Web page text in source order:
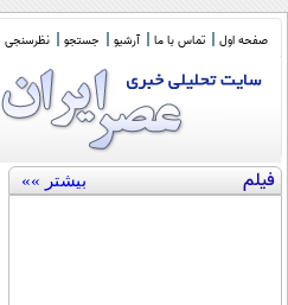
صفحه اول تماس با ما آرشیو جستجو نظرسنجی
فیلم بیشتر »»